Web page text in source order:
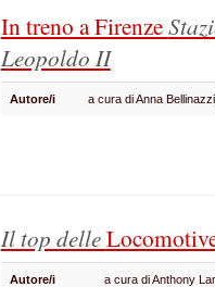
In treno a Firenze
Leopoldo II
Autore/i a cura di Anna
Il top delle
Autore/i a cura di Anthony